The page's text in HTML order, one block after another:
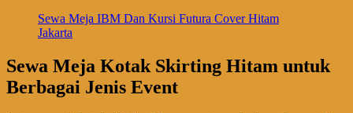
Sewa Meja IBM Dan Kursi Futura Cover Hitam
Jakarta
Sewa Meja Kotak Skirting Hitam untuk
Berbagai Jenis Event